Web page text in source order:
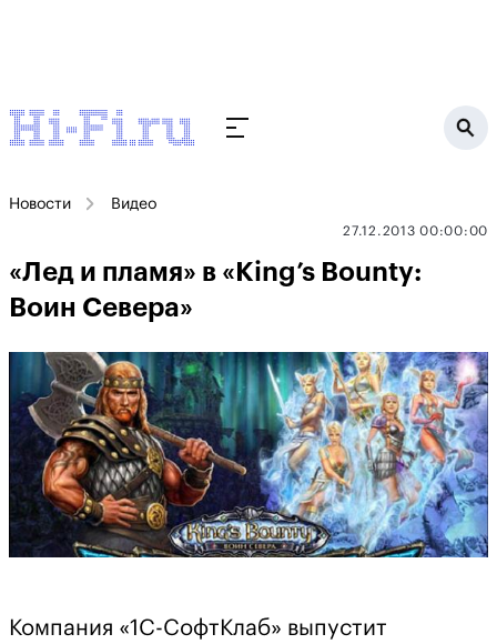
Новости Видео
27.12.2013 00:00:00
«Лед и пламя» в «King’s Bounty:
Воин Севера»
Компания «1С-СофтКлаб» выпустит